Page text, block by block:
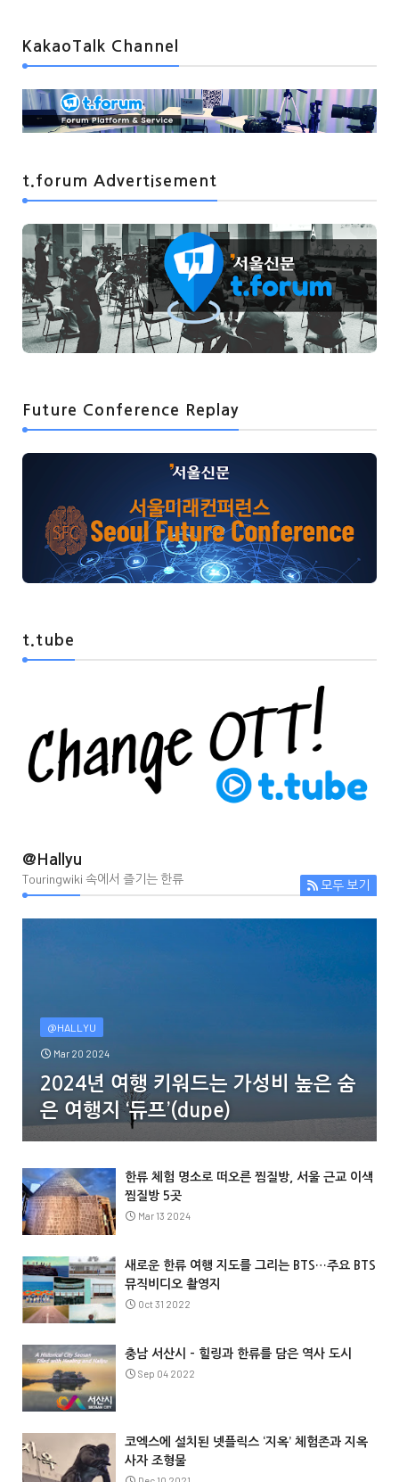
KakaoTalk Channel
t.forum Advertisement
Future Conference Replay
t.tube
@Hallyu
Touringwiki 속에서 즐기는 한류 모두 보기
@HALLYU
Mar 20 2024
2024년 여행 키워드는 가성비 높은 숨
은 여행지 ‘듀프’(dupe)
한류 체험 명소로 떠오른 찜질방, 서울 근교 이색
찜질방 5곳
Mar 13 2024
새로운 한류 여행 지도를 그리는 BTS…주요 BTS
뮤직비디오 촬영지
Oct 31 2022
충남 서산시 – 힐링과 한류를 담은 역사 도시
Sep 04 2022
코엑스에 설치된 넷플릭스 ‘지옥’ 체험존과 지옥
사자 조형물